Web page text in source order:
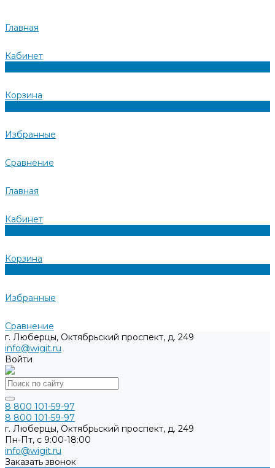
Главная
Кабинет
Корзина
Избранные
Сравнение
Главная
Кабинет
Корзина
Избранные
Сравнение
г. Люберцы, Октябрьский проспект, д. 249
info@wigit.ru
Войти
8 800 101-59-97
8 800 101-59-97
г. Люберцы, Октябрьский проспект, д. 249
Пн-Пт, с 9:00-18:00
info@wigit.ru
Заказать звонок